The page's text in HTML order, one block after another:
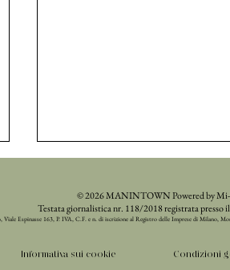
Informativa sui cookie Condizioni
© 2026 MANINTOWN Powered by
Testata giornalistica nr. 118/2018 registrata presso
Viale Espinasse 163, P. IVA, C.F. e n. di iscrizione al Registro delle Imprese di Milano,